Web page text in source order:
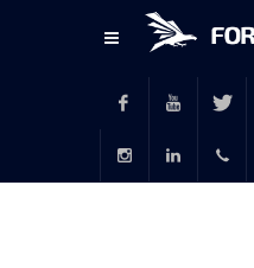
FacebookYoutubeTwitter